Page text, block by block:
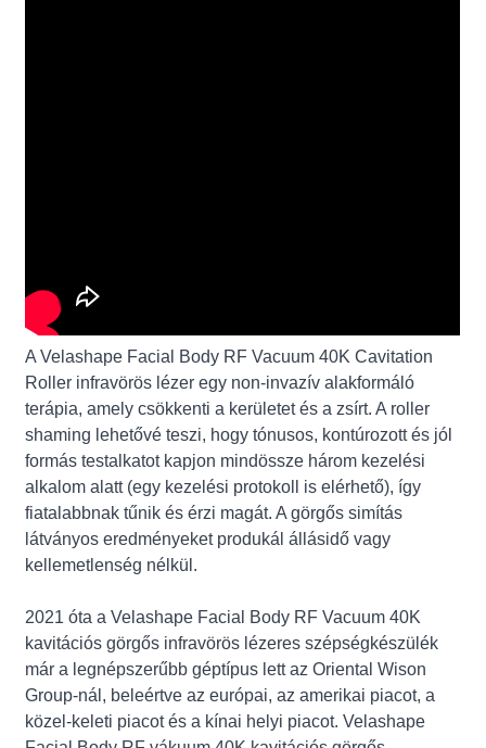
A Velashape Facial Body RF Vacuum 40K Cavitation
Roller infravörös lézer egy non-invazív alakformáló
terápia, amely csökkenti a kerületet és a zsírt. A roller
shaming lehetővé teszi, hogy tónusos, kontúrozott és jól
formás testalkatot kapjon mindössze három kezelési
alkalom alatt (egy kezelési protokoll is elérhető), így
fiatalabbnak tűnik és érzi magát. A görgős simítás
látványos eredményeket produkál állásidő vagy
kellemetlenség nélkül.
2021 óta a Velashape Facial Body RF Vacuum 40K
kavitációs görgős infravörös lézeres szépségkészülék
már a legnépszerűbb géptípus lett az Oriental Wison
Group-nál, beleértve az európai, az amerikai piacot, a
közel-keleti piacot és a kínai helyi piacot. Velashape